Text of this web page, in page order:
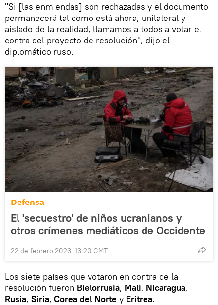
"Si [las enmiendas] son rechazadas y el documento
permanecerá tal como está ahora, unilateral y
aislado de la realidad, llamamos a todos a votar el
contra del proyecto de resolución", dijo el
diplomático ruso.
Defensa
El 'secuestro' de niños ucranianos y
otros crímenes mediáticos de Occidente
22 de febrero 2023, 13:20 GMT
Los siete países que votaron en contra de la
resolución fueron Bielorrusia, Mali, Nicaragua,
Rusia, Siria, Corea del Norte y Eritrea.